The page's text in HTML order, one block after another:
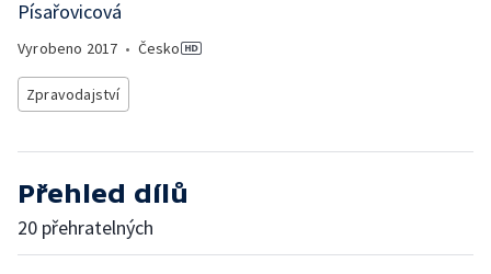
Písařovicová
Vyrobeno 2017 • Česko
Zpravodajství
Přehled dílů
20 přehratelných